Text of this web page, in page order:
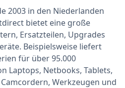
2003 in den Niederlanden
bietet eine große
Ersatzteilen, Upgrades
Beispielsweise liefert
für über 95.000
Laptops, Netbooks, Tablets,
Werkzeugen und